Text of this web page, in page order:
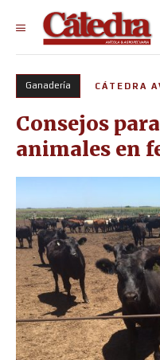
Ganadería CÁTEDRA
Consejos
animales en